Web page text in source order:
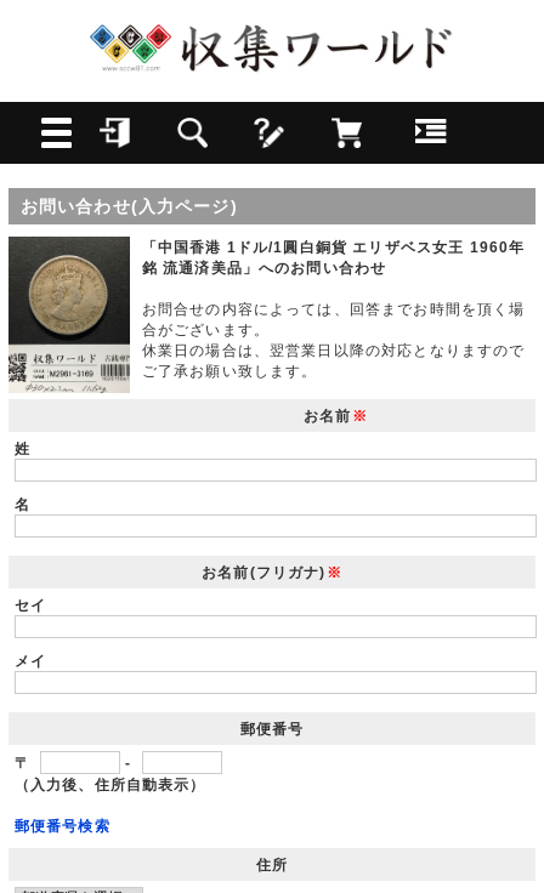
お問い合わせ(入力ページ)
「中国香港 1ドル/1圓白銅貨 エリザベス女王 1960年
銘 流通済美品」へのお問い合わせ
お問合せの内容によっては、回答までお時間を頂く場
合がございます。
休業日の場合は、翌営業日以降の対応となりますので
ご了承お願い致します。
お名前 ※
姓
名
お名前(フリガナ) ※
セイ
メイ
郵便番号
〒
-
（入力後、住所自動表示）
郵便番号検索
住所